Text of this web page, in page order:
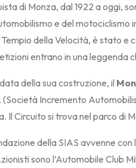
di Monza, dal 1922 a oggi,
e del motociclismo
della Velocità, è stato e
entrano in una leggenda
della sua costruzione, il
(Società Incremento
Il Circuito si trova nel parco di
della SIAS avvenne
sono l’Automobile Club